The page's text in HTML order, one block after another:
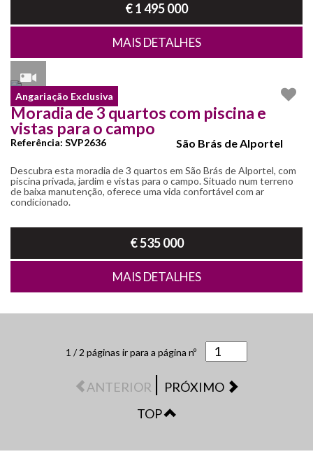
€ 1 495 000
MAIS DETALHES
Angariação Exclusiva
Moradia de 3 quartos com piscina e
vistas para o campo
São Brás de Alportel
Referência: SVP2636
Descubra esta moradia de 3 quartos em São Brás de Alportel, com
piscina privada, jardim e vistas para o campo. Situado num terreno
de baixa manutenção, oferece uma vida confortável com ar
condicionado.
€ 535 000
MAIS DETALHES
1 / 2 páginas ir para a página nº
ANTERIOR | PRÓXIMO
TOP